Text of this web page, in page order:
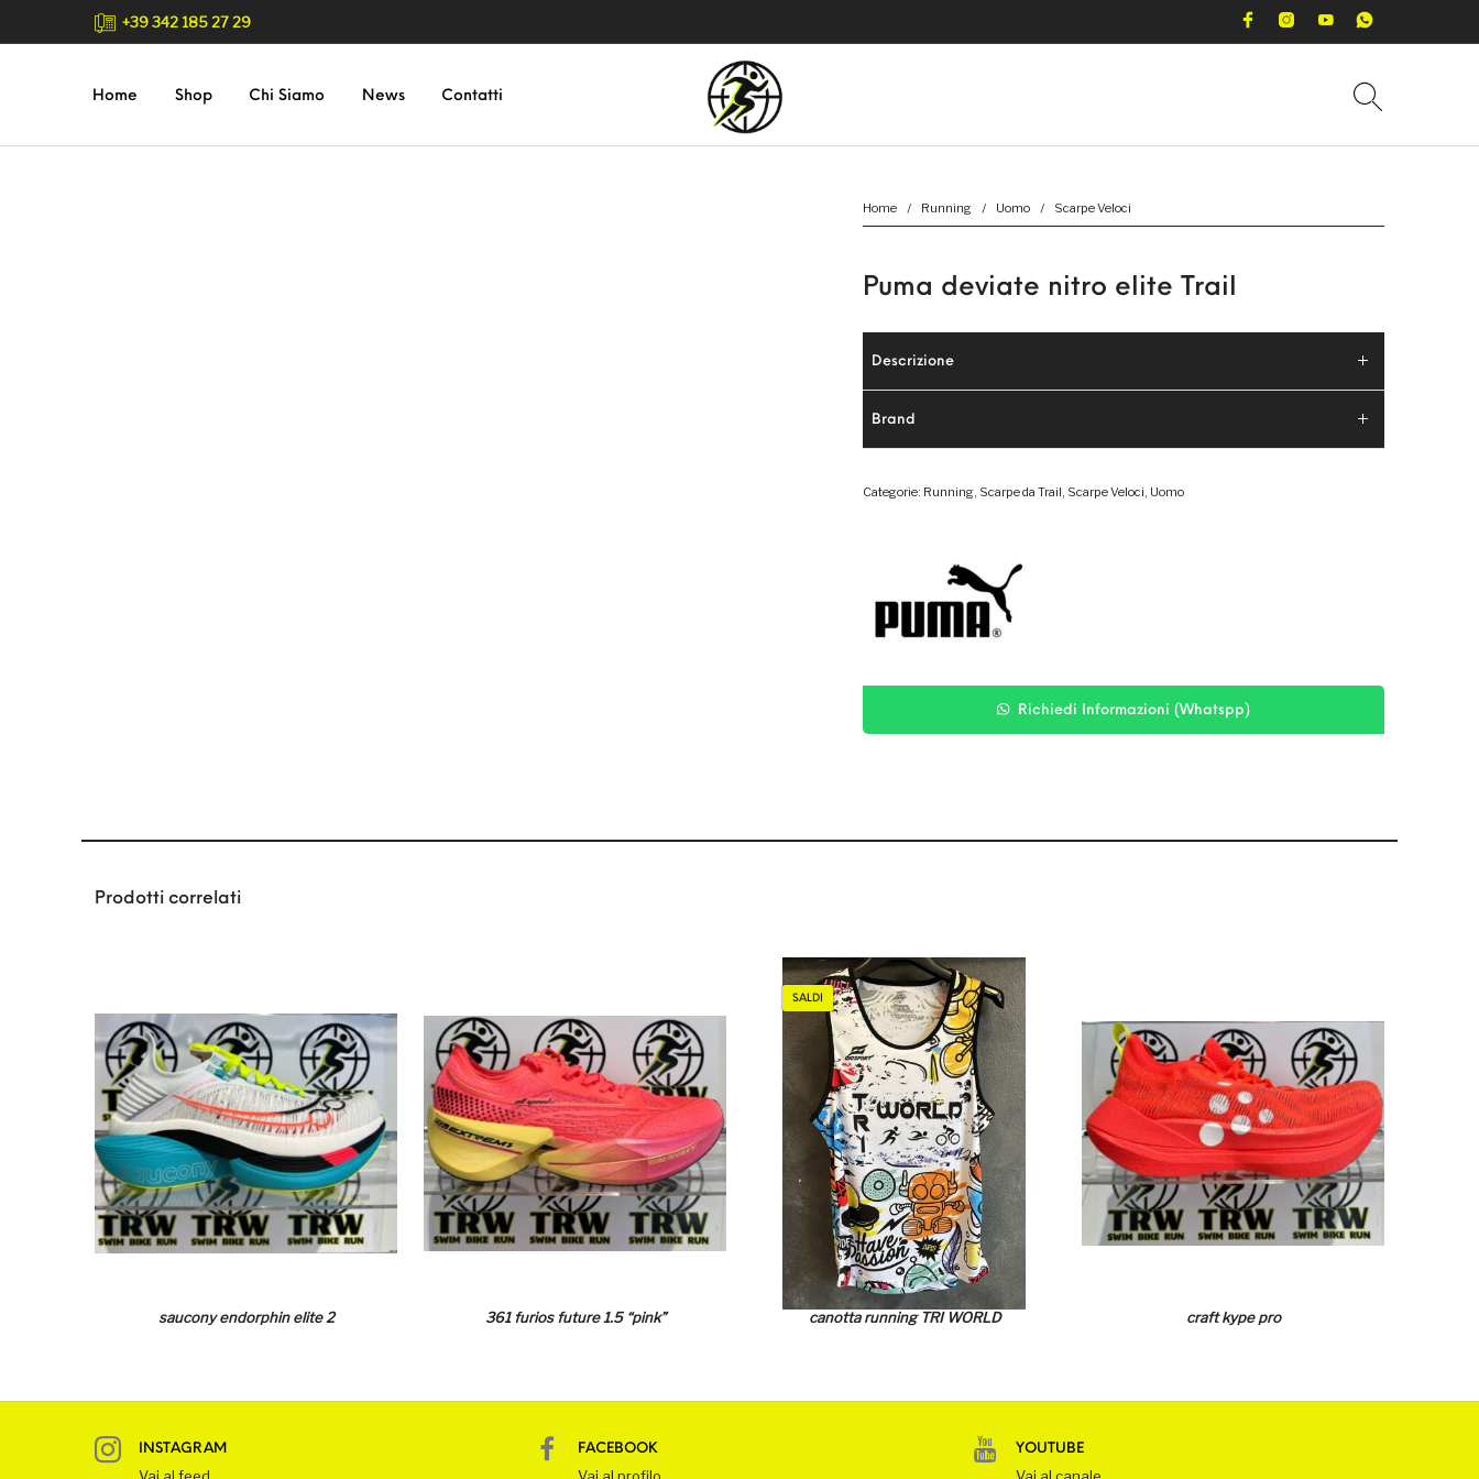
+39 342 185 27 29
Home Shop Chi Siamo News Contatti
Home / Running / Uomo / Scarpe Veloci
Puma deviate nitro elite Trail
Descrizione
Brand
Categorie: Running, Scarpe da Trail, Scarpe Veloci, Uomo
Richiedi Informazioni (Whatspp)
Prodotti correlati
saucony endorphin elite 2 361 furios future 1.5 “pink”
SALDI
canotta running TRI WORLD craft kype pro
INSTAGRAM FACEBOOK YOUTUBE